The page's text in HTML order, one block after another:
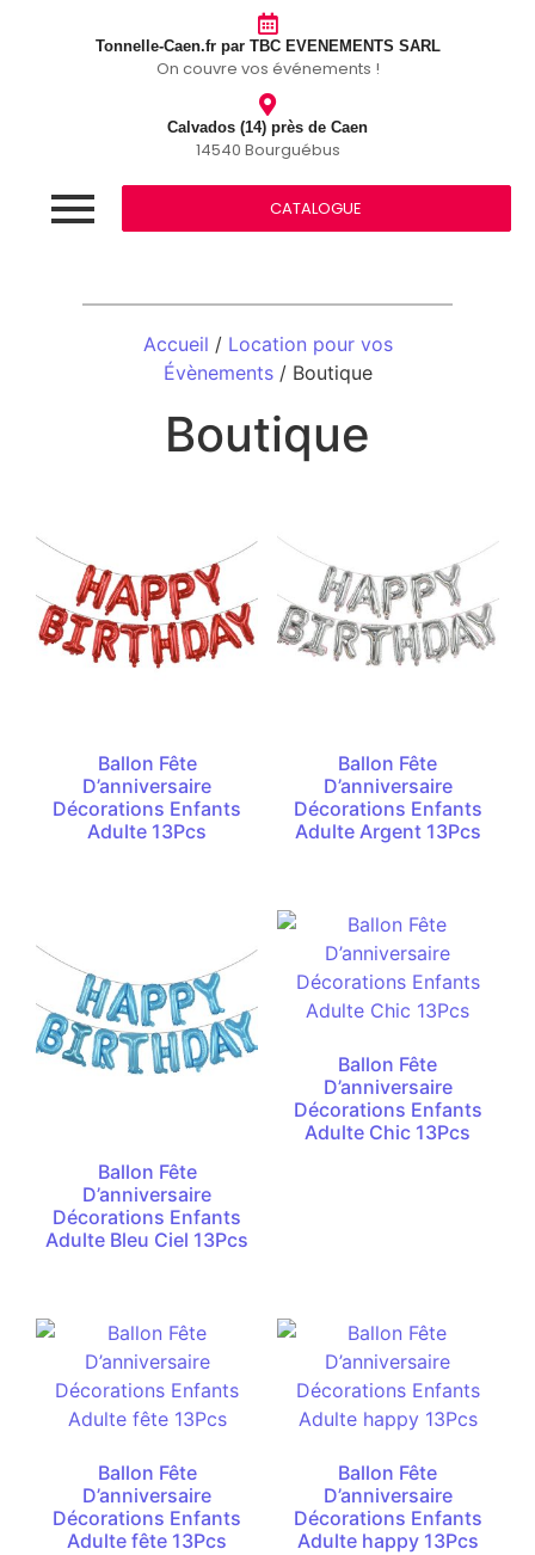
Tonnelle-Caen.fr par TBC EVENEMENTS SARL
On couvre vos événements !
Calvados (14) près de Caen
14540 Bourguébus
CATALOGUE
Accueil / Location pour vos
Évènements/ Boutique
Boutique
Ballon Fête
D’anniversaire
Décorations Enfants
Adulte 13Pcs
Ballon Fête
D’anniversaire
Décorations Enfants
Adulte Argent 13Pcs
Ballon Fête
D’anniversaire
Décorations Enfants
Adulte Bleu Ciel 13Pcs
Ballon Fête
D’anniversaire
Décorations Enfants
Adulte Chic 13Pcs
Ballon Fête
D’anniversaire
Décorations Enfants
Adulte fête 13Pcs
Ballon Fête
D’anniversaire
Décorations Enfants
Adulte happy 13Pcs